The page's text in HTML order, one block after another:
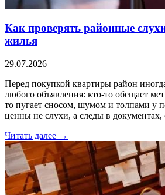
Как проверять районные
жилья
29.07.2026
Перед покупкой квартиры район
любого объявления: кто-то обещает
то пугает сносом, шумом и толпами у
ценны не слухи, а следы в
Читать далее →